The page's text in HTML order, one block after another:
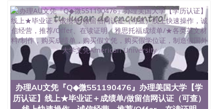
QQ微信551190476网上购买真文凭可信吗QQ微信
551190476学士学位证书查询机构QQ微信551190476
国外资格证书办理QQ微信551190476如何办理学历认
证QQ微信551190476海外文凭认证办理QQ微信
551190476 圣何塞州立大学（San Jose State
University, 又译为“圣荷西州立大学”）成立于1857
年，简称SJSU，是加州历史悠久的大学之一，也是美
西地区的公立大学之一。位于圣何塞市San Jose中
心，占地154公顷。它是一所位于加利福尼亚州的著
名综合性公立大学，它以极高的就业率，全美名列前
茅的毕业薪资，浓厚的多元化学术氛围，杰出的本科
办理AU文凭『Q◆微551190476』办理美国大学【学
历认证】线上★毕业证＋成绩单/做留信网认证（可查）